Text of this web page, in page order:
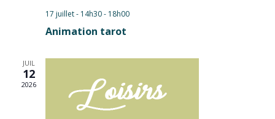
17 juillet - 14h30- 18h00
Animation tarot
JUIL
12
2026